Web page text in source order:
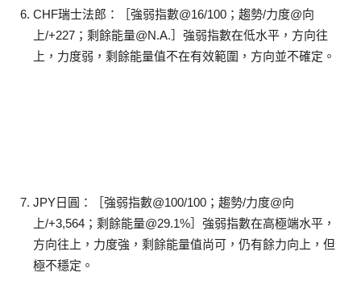
CHF瑞士法郎：［強弱指數@16/100；趨勢/力度@向
上/+227；剩餘能量@N.A.］強弱指數在低水平，方向往
上，力度弱，剩餘能量值不在有效範圍，方向並不確定。
JPY日圓：［強弱指數@100/100；趨勢/力度@向
上/+3,564；剩餘能量@29.1%］強弱指數在高極端水平，
方向往上，力度強，剩餘能量值尚可，仍有餘力向上，但
極不穩定。